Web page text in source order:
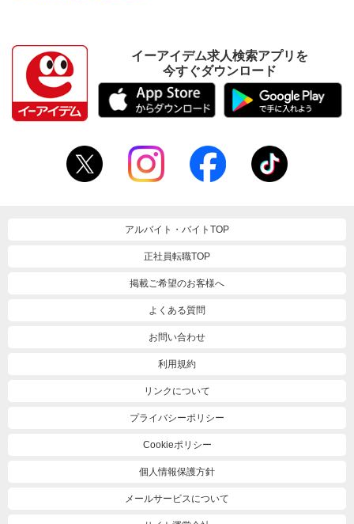
イーアイデム求人検索アプリを
今すぐダウンロード
アルバイト・バイトTOP
正社員転職TOP
掲載ご希望のお客様へ
よくある質問
お問い合わせ
利用規約
リンクについて
プライバシーポリシー
Cookieポリシー
個人情報保護方針
メールサービスについて